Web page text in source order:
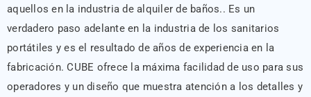
aquellos en la industria de alquiler de baños.. Es un
verdadero paso adelante en la industria de los sanitarios
portátiles y es el resultado de años de experiencia en la
fabricación. CUBE ofrece la máxima facilidad de uso para sus
operadores y un diseño que muestra atención a los detalles y